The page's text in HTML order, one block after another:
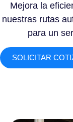
Mejora la
nuestras rutas
para un
SOLICITAR